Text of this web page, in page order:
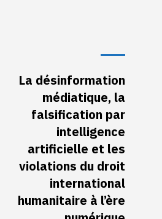
La désinformation
médiatique, la
falsification par
intelligence
artificielle et les
violations du droit
international
humanitaire à l’ère